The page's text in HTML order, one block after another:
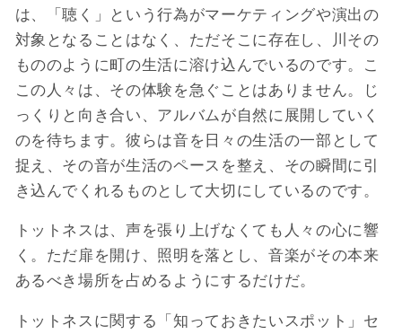
は、「聴く」という行為がマーケティングや演出の
対象となることはなく、ただそこに存在し、川その
もののように町の生活に溶け込んでいるのです。こ
この人々は、その体験を急ぐことはありません。じ
っくりと向き合い、アルバムが自然に展開していく
のを待ちます。彼らは音を日々の生活の一部として
捉え、その音が生活のペースを整え、その瞬間に引
き込んでくれるものとして大切にしているのです。
トットネスは、声を張り上げなくても人々の心に響
く。ただ扉を開け、照明を落とし、音楽がその本来
あるべき場所を占めるようにするだけだ。
トットネスに関する「知っておきたいスポット」セ